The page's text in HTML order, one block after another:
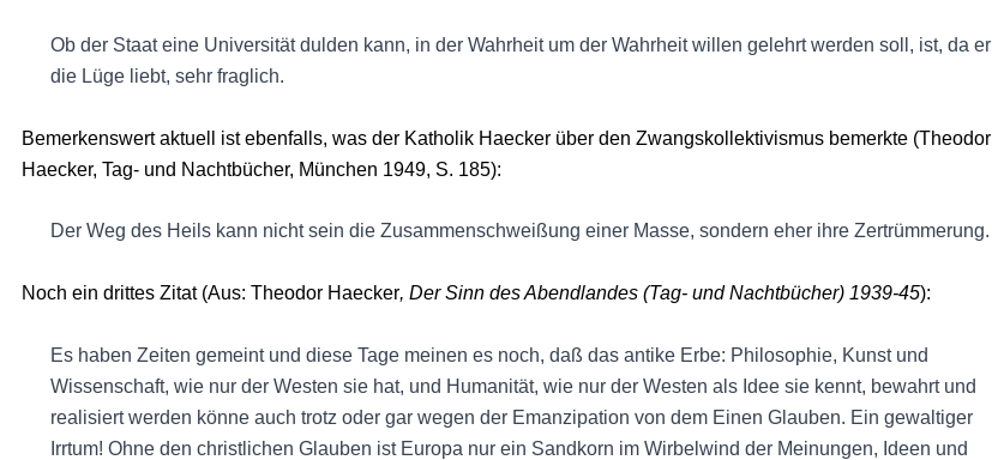
Ob der Staat eine Universität dulden kann, in der Wahrheit um der Wahrheit willen gelehrt werden soll, ist, da er
die Lüge liebt, sehr fraglich.
Bemerkenswert aktuell ist ebenfalls, was der Katholik Haecker über den Zwangskollektivismus bemerkte (Theodor
Haecker, Tag- und Nachtbücher, München 1949, S. 185):
Der Weg des Heils kann nicht sein die Zusammenschweißung einer Masse, sondern eher ihre Zertrümmerung.
Noch ein drittes Zitat (Aus: Theodor Haecker, Der Sinn des Abendlandes (Tag- und Nachtbücher) 1939-45):
Es haben Zeiten gemeint und diese Tage meinen es noch, daß das antike Erbe: Philosophie, Kunst und
Wissenschaft, wie nur der Westen sie hat, und Humanität, wie nur der Westen als Idee sie kennt, bewahrt und
realisiert werden könne auch trotz oder gar wegen der Emanzipation von dem Einen Glauben. Ein gewaltiger
Irrtum! Ohne den christlichen Glauben ist Europa nur ein Sandkorn im Wirbelwind der Meinungen, Ideen und